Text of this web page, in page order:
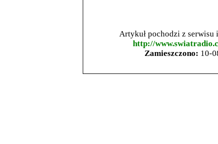
Artykuł pochodzi z
http://
Zamieszczono: 10-